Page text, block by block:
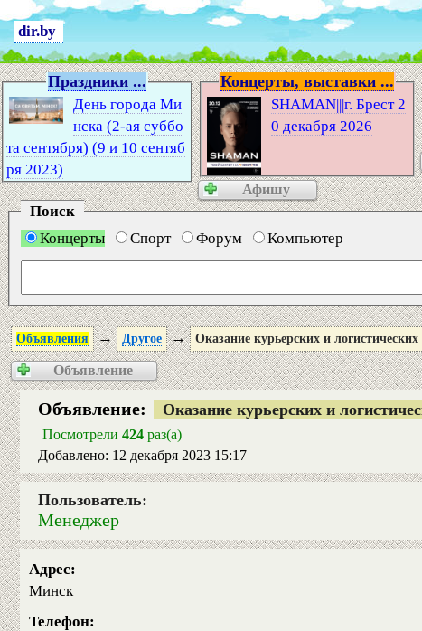
dir.by
Праздники ...
День города Ми
нска (2-ая суббо
та сентября) (9 и 10 сентяб
ря 2023)
Концерты, выставки ...
SHAMAN|||г. Брест 2
0 декабря 2026
Афишу
Поиск
Концерты
Спорт Форум Компьютер
Объявления → Другое → Оказание курьерских и логистических
Объявление
Объявление: Оказание курьерских и
Посмотрели 424 раз(а)
Добавлено: 12 декабря 2023 15:17
Пользователь:
Менеджер
Адрес:
Минск
Телефон: